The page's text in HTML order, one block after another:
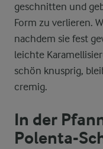
geschnitten und
Form zu verlieren.
nachdem sie fest
leichte
schön knusprig,
cremig.
In der
Polenta-